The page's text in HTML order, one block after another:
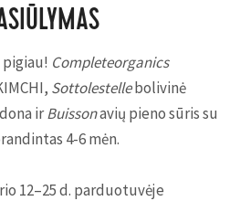
pigiau! Completeorganics
Sottolestellebolivinė
irBuissonavių pieno sūris su
4-6 mėn.
12–25 d. parduotuvėje